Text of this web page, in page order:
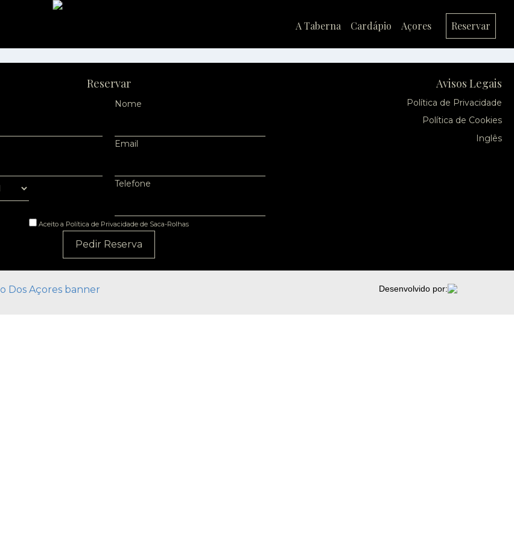
A Taberna Cardápio Açores Reservar
Reservar
Nome
Email
Telefone
Aceito a Política de Privacidade de Saca-Rolhas
Pedir Reserva
Avisos Legais
Política de Privacidade
Política de Cookies
Inglês
Desenvolvido por: